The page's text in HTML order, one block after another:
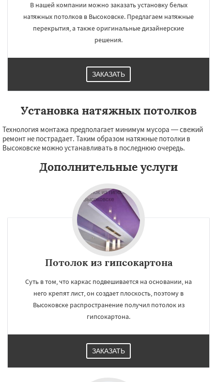
Работаем по
регионам
×
Домодедово Дрезна
Жуковский Зарайск
Ивантеевка Истра Кашира
Клин Коломна Королев Котельники
В нашей компании можно заказать установку белых
натяжных потолков в Высоковске. Предлагаем натяжные
перекрытия, а также оригинальные дизайнерские
решения.
ЗАКАЗАТЬ
Установка натяжных потолков
Технология монтажа предполагает минимум мусора — свежий
ремонт не пострадает. Таким образом натяжные потолки в
Высоковске можно устанавливать в последнюю очередь.
Дополнительные услуги
Потолок из гипсокартона
Суть в том, что каркас подвешивается на основании, на
него крепят лист, он создает плоскость, поэтому в
Высоковске распространение получил потолок из
гипсокартона.
ЗАКАЗАТЬ
УЗНАТЬ ПОДРОБНЕЕ ×